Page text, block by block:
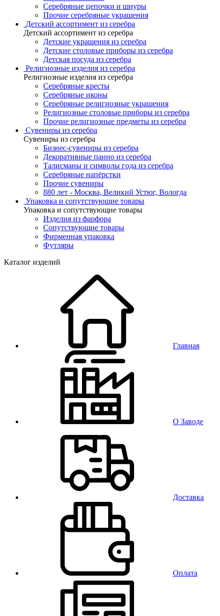
Серебряные цепочки и шнуры
Прочие серебряные украшения
Детский ассортимент из серебра
Детский ассортимент из серебра
Детские украшения из серебра
Детские столовые приборы из серебра
Детская посуда из серебра
Религиозные изделия из серебра
Религиозные изделия из серебра
Серебряные кресты
Серебряные иконы
Серебряные религиозные украшения
Религиозные столовые приборы из серебра
Прочие религиозные предметы из серебра
Сувениры из серебра
Сувениры из серебра
Бизнес-сувениры из серебра
Декоративные панно из серебра
Талисманы и символы года из серебра
Серебряные напёрстки
Прочие сувениры
880 лет - Москва, Великий Устюг, Вологда
Упаковка и сопутствующие товары
Упаковка и сопутствующие товары
Изделия из фарфора
Сопутствующие товары
Фирменная упаковка
Футляры
Каталог изделий
Главная
О Заводе
Доставка
Оплата